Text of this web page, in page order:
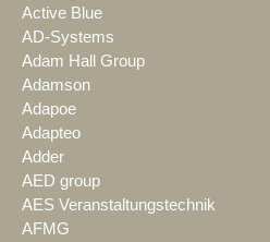
Active Blue
AD-Systems
Adam Hall Group
Adamson
Adapoe
Adapteo
Adder
AED group
AES Veranstaltungstechnik
AFMG